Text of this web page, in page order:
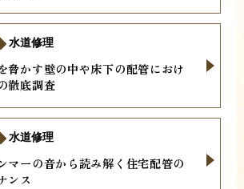
脅かす壁の中や床下の配管におけ
徹底調査
水道修理
マーの音から読み解く住宅配管の
ンス
水道修理